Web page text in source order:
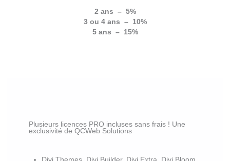
2 ans – 5%
3 ou 4 ans – 10%
5 ans – 15%
Plusieurs licences PRO incluses sans frais ! Une
exclusivité de QCWeb Solutions